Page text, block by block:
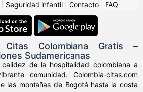
Seguridad infantil Contacto FAQ
Citas Colombiana Gratis –
Sudamericanas
calidez de la hospitalidad colombiana a
comunidad. Colombia-citas.com
las montañas de Bogotá hasta la costa